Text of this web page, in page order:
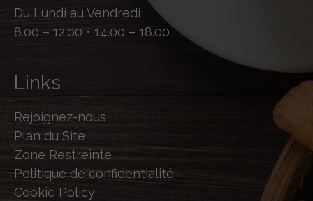
Du Lundi au Vendredi
8.00 – 12.00 • 14.00 – 18.00
Links
Rejoignez-nous
Plan du Site
Zone Restreinte
Politique de confidentialité
Cookie Policy